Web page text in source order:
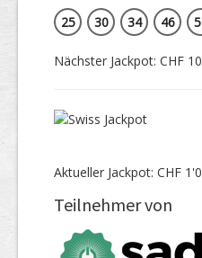
25
30 34 46
Nächster Jackpot: CHF
Aktueller Jackpot: CHF
Teilnehmer von